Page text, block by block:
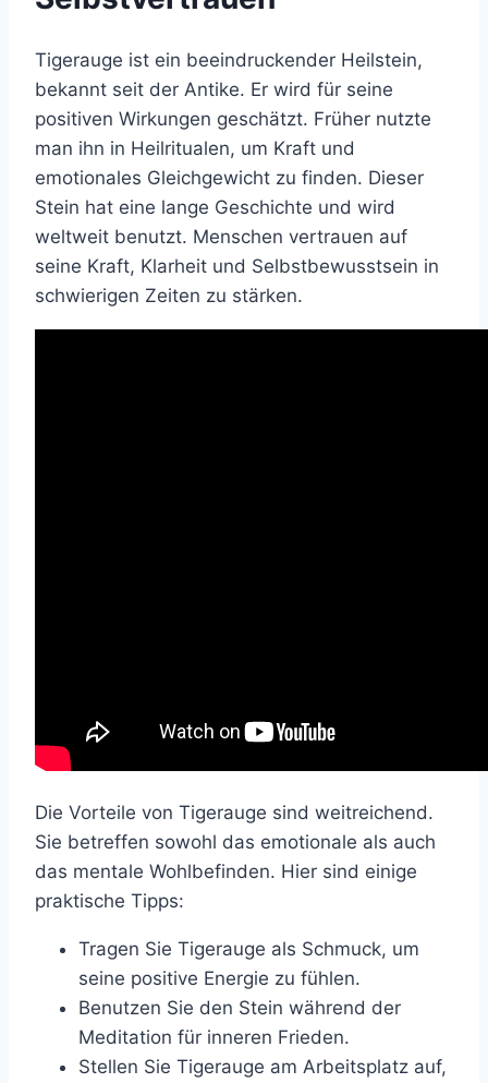
Tigerauge ist ein beeindruckender Heilstein,
bekannt seit der Antike. Er wird für seine
positiven Wirkungen geschätzt. Früher nutzte
man ihn in Heilritualen, um Kraft und
emotionales Gleichgewicht zu finden. Dieser
Stein hat eine lange Geschichte und wird
weltweit benutzt. Menschen vertrauen auf
seine Kraft, Klarheit und Selbstbewusstsein in
schwierigen Zeiten zu stärken.
Die Vorteile von Tigerauge sind weitreichend.
Sie betreffen sowohl das emotionale als auch
das mentale Wohlbefinden. Hier sind einige
praktische Tipps:
Tragen Sie Tigerauge als Schmuck, um
seine positive Energie zu fühlen.
Benutzen Sie den Stein während der
Meditation für inneren Frieden.
Stellen Sie Tigerauge am Arbeitsplatz auf,